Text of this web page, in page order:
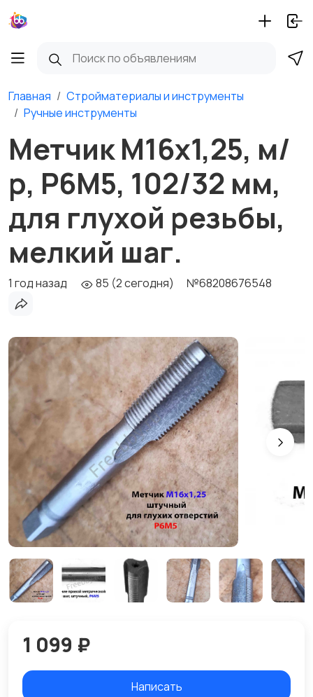
Главная
Стройматериалы и инструменты
Ручные инструменты
Метчик М16х1,25, м/
р, Р6М5, 102/32 мм,
для глухой резьбы,
мелкий шаг.
1 год назад 85 (2 сегодня) №68208676548
1 099 ₽
Написать